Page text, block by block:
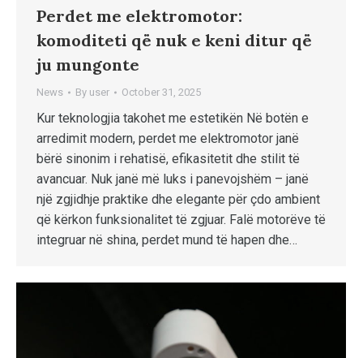
Perdet me elektromotor:
komoditeti që nuk e keni ditur që
ju mungonte
News By user October 31, 2025
Kur teknologjia takohet me estetikën Në botën e
arredimit modern, perdet me elektromotor janë
bërë sinonim i rehatisë, efikasitetit dhe stilit të
avancuar. Nuk janë më luks i panevojshëm – janë
një zgjidhje praktike dhe elegante për çdo ambient
që kërkon funksionalitet të zgjuar. Falë motorëve të
integruar në shina, perdet mund të hapen dhe…